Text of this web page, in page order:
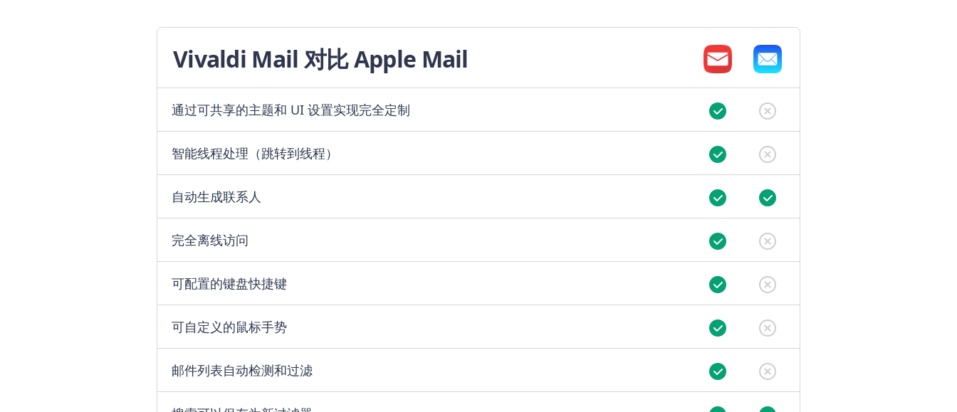
Vivaldi Mail 对比 Apple Mail
通过可共享的主题和 UI 设置实现完全定制
智能线程处理（跳转到线程）
自动生成联系人
完全离线访问
可配置的键盘快捷键
可自定义的鼠标手势
邮件列表自动检测和过滤